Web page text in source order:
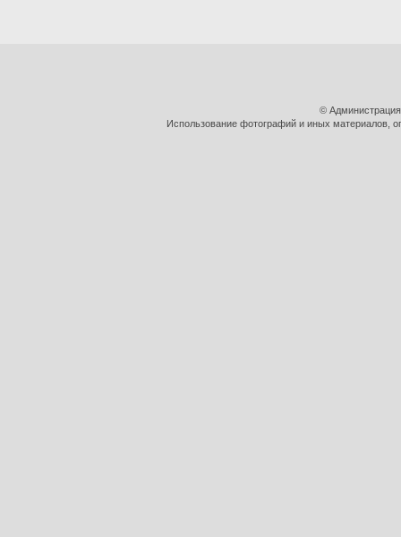
©
Использование фотографий и иных материалов,